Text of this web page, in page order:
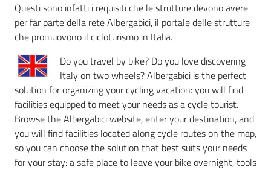
Tutti
per
la
TERRA
Tutti
gli
argomenti...
Questi sono infatti i requisiti che le strutture devono avere
per far parte della rete Albergabici, il portale delle strutture
che promuovono il cicloturismo in Italia.
Do you travel by bike? Do you love discovering
Italy on two wheels? Albergabici is the perfect
solution for organizing your cycling vacation: you will find
facilities equipped to meet your needs as a cycle tourist.
Browse the Albergabici website, enter your destination, and
you will find facilities located along cycle routes on the map,
so you can choose the solution that best suits your needs
for your stay: a safe place to leave your bike overnight, tools